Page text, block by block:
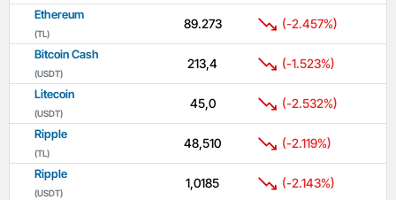
Ethereum
(TL)
89.273 (-2.457%)
Bitcoin Cash
(USDT)
213,4 (-1.523%)
Litecoin
(USDT)
45,0 (-2.532%)
Ripple
(TL)
48,510 (-2.119%)
Ripple
(USDT)
1,0185 (-2.143%)